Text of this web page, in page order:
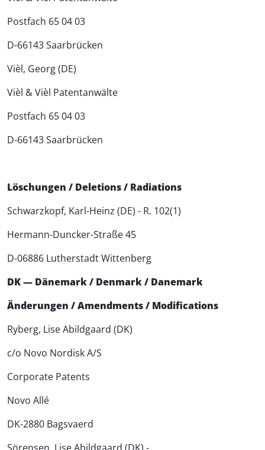
Postfach 65 04 03
D-66143 Saarbrücken
Vièl, Georg (DE)
Vièl & Vièl Patentanwälte
Postfach 65 04 03
D-66143 Saarbrücken
Löschungen / Deletions / Radiations
Schwarzkopf, Karl-Heinz (DE) - R. 102(1)
Hermann-Duncker-Straße 45
D-06886 Lutherstadt Wittenberg
DK — Dänemark / Denmark / Danemark
Änderungen / Amendments / Modifications
Ryberg, Lise Abildgaard (DK)
c/o Novo Nordisk A/S
Corporate Patents
Novo Allé
DK-2880 Bagsvaerd